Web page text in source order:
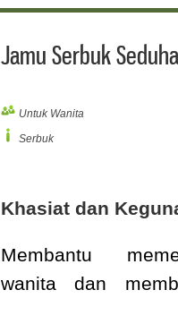
Jamu Serbuk
Untuk Wanita
Serbuk
Khasiat dan
Membantu
wanita dan